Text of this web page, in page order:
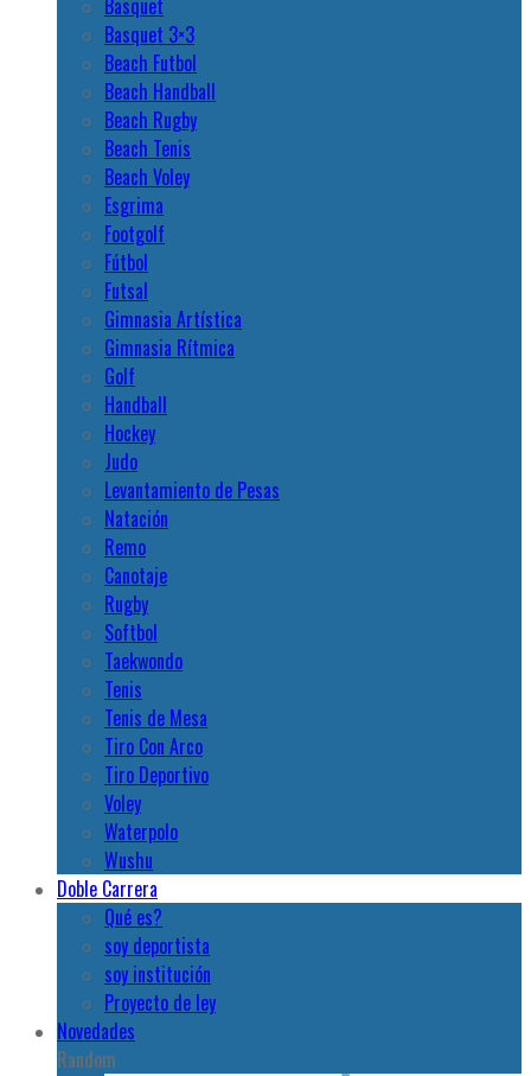
Basquet
Basquet 3×3
Beach Futbol
Beach Handball
Beach Rugby
Beach Tenis
Beach Voley
Esgrima
Footgolf
Fútbol
Futsal
Gimnasia Artística
Gimnasia Rítmica
Golf
Handball
Hockey
Judo
Levantamiento de Pesas
Natación
Remo
Canotaje
Rugby
Softbol
Taekwondo
Tenis
Tenis de Mesa
Tiro Con Arco
Tiro Deportivo
Voley
Waterpolo
Wushu
Doble Carrera
Qué es?
soy deportista
soy institución
Proyecto de ley
Novedades
Random